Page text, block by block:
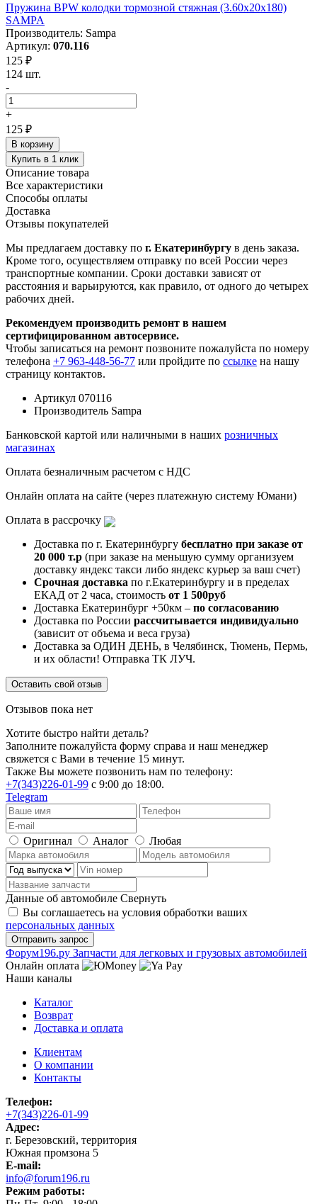
Пружина BPW колодки тормозной стяжная (3.60х20х180)
SAMPA
Производитель: Sampa
Артикул: 070.116
125 ₽
124 шт.
-
+
125 ₽
В корзину
Купить в 1 клик
Описание товара
Все характеристики
Способы оплаты
Доставка
Отзывы покупателей
Мы предлагаем доставку по г. Екатеринбургу в день заказа.
Кроме того, осуществляем отправку по всей России через
транспортные компании. Сроки доставки зависят от
расстояния и варьируются, как правило, от одного до четырех
рабочих дней.
Рекомендуем производить ремонт в нашем
сертифицированном автосервисе.
Чтобы записаться на ремонт позвоните пожалуйста по номеру
телефона +7 963-448-56-77 или пройдите по ссылке на нашу
страницу контактов.
Артикул 070116
Производитель Sampa
Банковской картой или наличными в наших розничных
магазинах
Оплата безналичным расчетом с НДС
Онлайн оплата на сайте (через платежную систему Юмани)
Оплата в рассрочку
Доставка по г. Екатеринбургу бесплатно при заказе от
20 000 т.р (при заказе на меньшую сумму организуем
доставку яндекс такси либо яндекс курьер за ваш счет)
Срочная доставка по г.Екатеринбургу и в пределах
ЕКАД от 2 часа, стоимость от 1 500руб
Доставка Екатеринбург +50км – по согласованию
Доставка по России рассчитывается индивидуально
(зависит от объема и веса груза)
Доставка за ОДИН ДЕНЬ, в Челябинск, Тюмень, Пермь,
и их области! Отправка ТК ЛУЧ.
Оставить свой отзыв
Отзывов пока нет
Хотите быстро найти деталь?
Заполните пожалуйста форму справа и наш менеджер
свяжется с Вами в течение 15 минут.
Также Вы можете позвонить нам по телефону:
+7(343)226-01-99 с 9:00 до 18:00.
Telegram
Оригинал Аналог Любая
Данные об автомобиле Свернуть
Вы соглашаетесь на условия обработки ваших
персональных данных
Фoрум196.ру Запчасти для легковых и грузовых автомобилей
Онлайн оплата
Наши каналы
Каталог
Возврат
Доставка и оплата
Клиентам
О компании
Контакты
Телефон:
+7(343)226-01-99
Адрес:
г. Березовский, территория
Южная промзона 5
E-mail:
info@forum196.ru
Режим работы: